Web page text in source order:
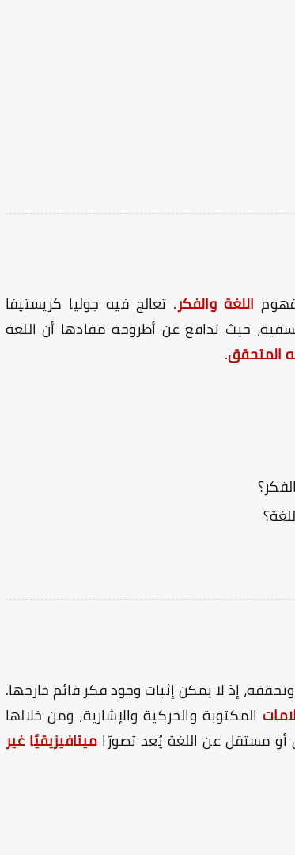
اللغة والفكر. تعالج فيه جوليا كريستيفا
حيث تدافع عن أطروحة مفادها أن اللغة
المتحقق.
إذ لا يمكن إثبات وجود فكر قائم خارجها.
المكتوبة والحركية والإشارية، ومن خلالها
مستقل عن اللغة يُعد تصورًا ميتافيزيقيًا غير